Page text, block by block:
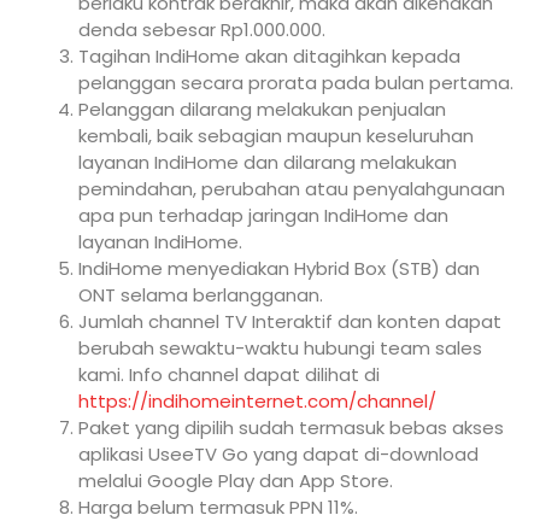
denda sebesar Rp1.000.000.
Tagihan IndiHome akan ditagihkan kepada
pelanggan secara prorata pada bulan pertama.
Pelanggan dilarang melakukan penjualan
kembali, baik sebagian maupun keseluruhan
layanan IndiHome dan dilarang melakukan
pemindahan, perubahan atau penyalahgunaan
apa pun terhadap jaringan IndiHome dan
layanan IndiHome.
IndiHome menyediakan Hybrid Box (STB) dan
ONT selama berlangganan.
Jumlah channel TV Interaktif dan konten dapat
berubah sewaktu-waktu hubungi team sales
kami. Info channel dapat dilihat di
https://indihomeinternet.com/channel/
Paket yang dipilih sudah termasuk bebas akses
aplikasi UseeTV Go yang dapat di-download
melalui Google Play dan App Store.
Harga belum termasuk PPN 11%.